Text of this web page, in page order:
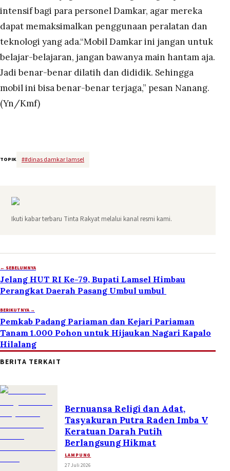
intensif bagi para personel Damkar, agar mereka
dapat memaksimalkan penggunaan peralatan dan
teknologi yang ada.“Mobil Damkar ini jangan untuk
belajar-belajaran, jangan bawanya main hantam aja.
Jadi benar-benar dilatih dan dididik. Sehingga
mobil ini bisa benar-benar terjaga,” pesan Nanang.
(Yn/Kmf)
TOPIK ##dinas damkar lamsel
Ikuti kabar terbaru Tinta Rakyat melalui kanal resmi kami.
← SEBELUMNYA
Jelang HUT RI Ke-79, Bupati Lamsel Himbau
Perangkat Daerah Pasang Umbul umbul
BERIKUTNYA →
Pemkab Padang Pariaman dan Kejari Pariaman
Tanam 1.000 Pohon untuk Hijaukan Nagari Kapalo
Hilalang
BERITA TERKAIT
Bernuansa Religi dan Adat,
Tasyakuran Putra Raden Imba V
Keratuan Darah Putih
Berlangsung Hikmat
LAMPUNG
27 Juli 2026